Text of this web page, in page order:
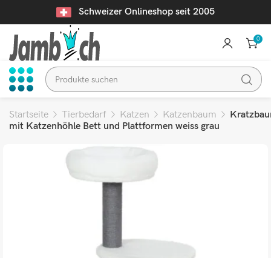
Schweizer Onlineshop seit 2005
0
Startseite Tierbedarf Katzen Katzenbaum
mit Katzenhöhle Bett und Plattformen weiss grau